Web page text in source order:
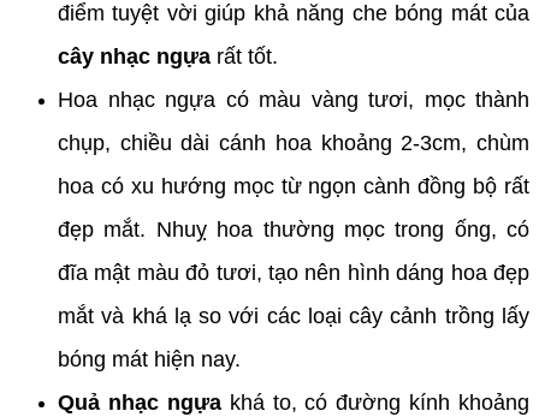
điểm tuyệt vời giúp khả năng che bóng mát của
cây nhạc ngựa rất tốt.
Hoa nhạc ngựa có màu vàng tươi, mọc thành
chụp, chiều dài cánh hoa khoảng 2-3cm, chùm
hoa có xu hướng mọc từ ngọn cành đồng bộ rất
đẹp mắt. Nhuỵ hoa thường mọc trong ống, có
đĩa mật màu đỏ tươi, tạo nên hình dáng hoa đẹp
mắt và khá lạ so với các loại cây cảnh trồng lấy
bóng mát hiện nay.
Quả nhạc ngựakhá to, có đường kính khoảng